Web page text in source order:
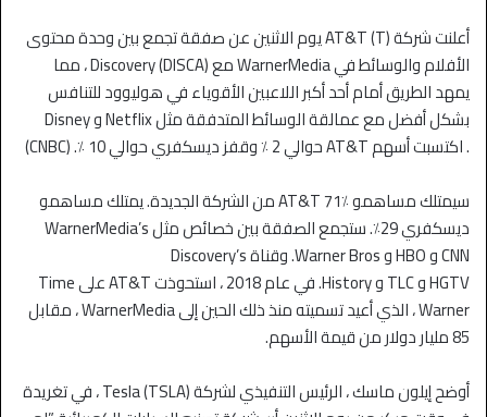
أعلنت شركة AT&T (T) يوم الاثنين عن صفقة تجمع بين وحدة محتوى
الأفلام والوسائط في WarnerMedia مع Discovery (DISCA) ، مما
يمهد الطريق أمام أحد أكبر اللاعبين الأقوياء في هوليوود للتنافس
بشكل أفضل مع عمالقة الوسائط المتدفقة مثل Netflix و Disney
. اكتسبت أسهم AT&T حوالي 2 ٪ وقفز ديسكفري حوالي 10 ٪. (CNBC)
سيمتلك مساهمو AT&T 71٪ من الشركة الجديدة. يمتلك مساهمو
ديسكفري 29٪. ستجمع الصفقة بين خصائص مثل WarnerMedia’s
CNN و HBO و Warner Bros. وقناة Discovery’s
HGTV و TLC و History. في عام 2018 ، استحوذت AT&T على Time
Warner ، الذي أعيد تسميته منذ ذلك الحين إلى WarnerMedia ، مقابل
85 مليار دولار من قيمة الأسهم.
أوضح إيلون ماسك ، الرئيس التنفيذي لشركة Tesla (TSLA) ، في تغريدة